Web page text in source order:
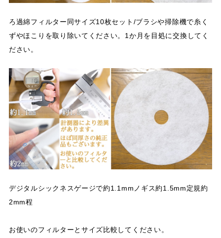
ろ過綿フィルター同サイズ10枚セット/ブラシや掃除機で糸く
ずやほこりを取り除いてください。1か月を目処に交換してく
ださい。
デジタルシックネスゲージで約1.1mmノギス約1.5mm定規約
2mm程
お使いのフィルターとサイズ比較してください。